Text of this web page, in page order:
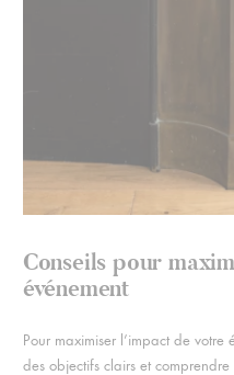
Conseils pour
événement
Pour maximiser l’impact de
des objectifs clairs et